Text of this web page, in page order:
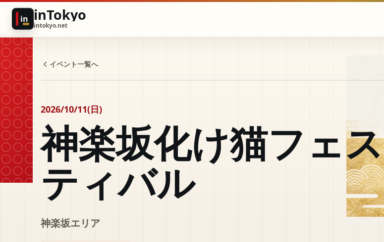
in inTokyo
intokyo.net
イベント一覧へ
2026/10/11(日)
神楽坂化け猫フェス
ティバル
神楽坂エリア